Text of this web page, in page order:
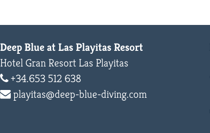
Deep Blue at Las Playitas Resort
Hotel Gran Resort Las Playitas
+34.653 512 638
playitas@deep-blue-diving.com